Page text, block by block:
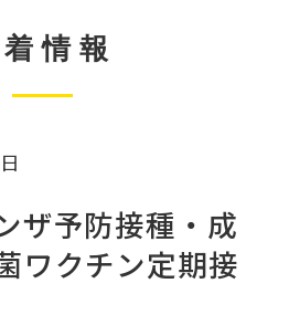
情報
ザ予防接種・成
ワクチン定期接